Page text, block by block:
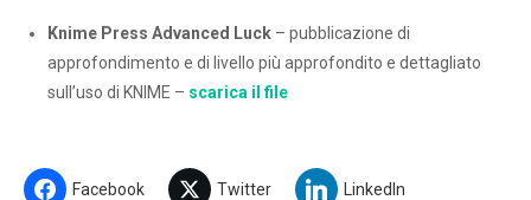
Knime Press Advanced Luck – pubblicazione di
approfondimento e di livello più approfondito e dettagliato
sull’uso di KNIME – scarica il file
Facebook Twitter LinkedIn